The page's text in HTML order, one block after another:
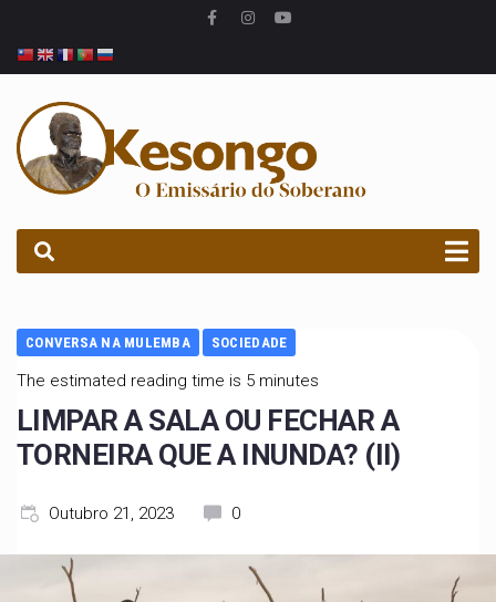
CONVERSA NA MULEMBA SOCIEDADE
The estimated reading time is 5 minutes
LIMPAR A SALA OU FECHAR A
TORNEIRA QUE A INUNDA? (II)
Outubro 21, 2023 0
PROCURAR